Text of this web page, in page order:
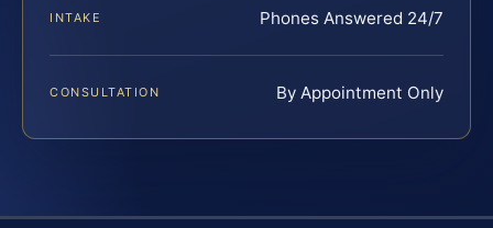
INTAKE Phones Answered 24/7
CONSULTATION By Appointment Only